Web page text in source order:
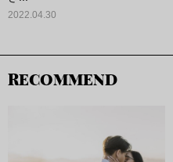
2022.04.30
RECOMMEND